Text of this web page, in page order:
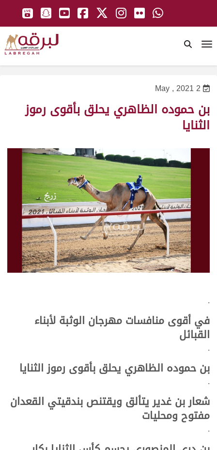
2 May , 2021
بن حموده الظاهري يحلق بأقوى رموز
الثنايا
.
في أقوى منافسات مهرجان الوثبة لأبناء
القبائل
.
بن حموده الظاهري يحلق بأقوى رموز الثنايا
.
شعار بن غدير يتألق ويقتنص بندقيتي القعدان
مفتوح ومحليات
.